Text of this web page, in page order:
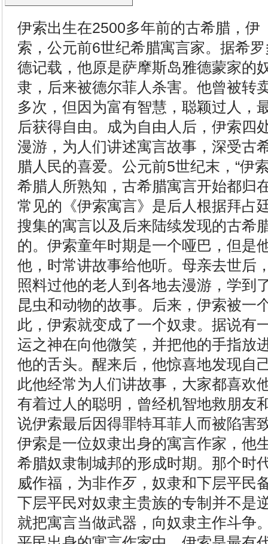
伊索出生在2500多年前的古希腊，伊
索，公元前6世纪希腊寓言家。据希
德记载，他原是萨摩斯岛雅德蒙家的
隶，后来被德尔菲人杀害。他曾被转
多次，但因为富有智慧，聪颖过人，
后获得自由。成为自由人后，伊索四
漫游，为人们讲述寓言故事，深受古
腊人民的喜爱。公元前5世纪末，“伊
希腊人所熟知，古希腊寓言开始都归
常见的《伊索寓言》是后人根据拜占
搜集的寓言以及后来陆续发现的古希
的。伊索童年时期是一个哑巴，但是
他，时常讲故事给他听。母亲去世后
照料过他的老人到各地去漫游，学到
昆虫和动物的故事。后来，伊索被一
此，伊索就变成了一个奴隶。据说有
运之神在向他微笑，并把他的手指放
他的舌头。醒来后，他惊喜地发现自
此他经常为人们讲故事，大家都喜欢
有着过人的聪明，曾经机智地救朋友
说伊索最后因得罪特耳菲人而被陷害
伊索是一位奴隶出身的寓言作家，他
希腊奴隶制城邦的形成时期。那个时
威作福，为非作歹，奴隶和下层平民
下层平民对奴隶主贵族的专制并不是
就把寓言当做武器，向奴隶主作斗争